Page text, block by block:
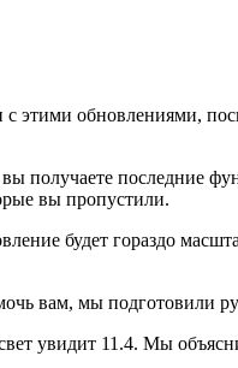
этими обновлениями,
получаете последние
вы пропустили.
будет гораздо
вам, мы подготовили
увидит 11.4. Мы